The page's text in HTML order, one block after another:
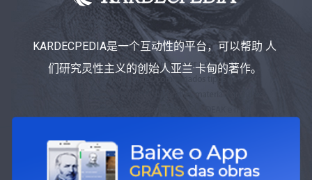
KARDECPEDIA是一个互动性的平台，可以帮助 人
们研究灵性主义的创始人亚兰·卡甸的著作。